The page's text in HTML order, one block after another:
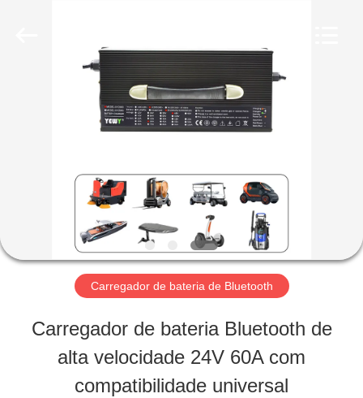
VÍDEOS
SOBRE
EXCURSÃO
Carregador de bateria de Bluetooth
Carregador de bateria Bluetooth de
alta velocidade 24V 60A com
compatibilidade universal